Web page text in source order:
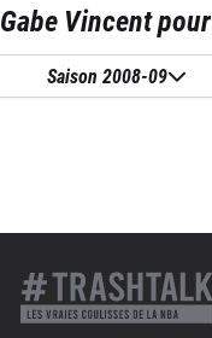
Gabe Vincent
Saison 2008-09